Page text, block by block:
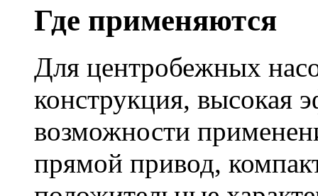
Где применяются
Для центробежных
конструкция, высокая
возможности
прямой привод,